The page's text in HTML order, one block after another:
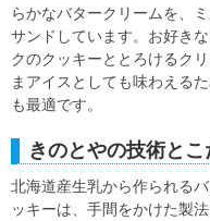
らかなバタークリームを、
サンドしています。お好き
クのクッキーととろけるク
まアイスとしても味わえる
も最適です。
きのとやの技術と
北海道産生乳から作られる
ッキーは、手間をかけた製